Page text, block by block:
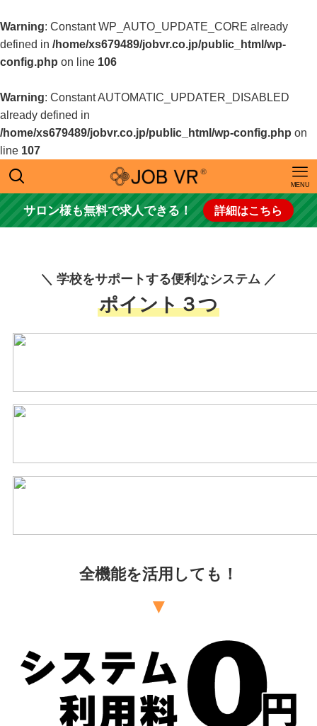
Warning: Constant WP_AUTO_UPDATE_CORE already
defined in /home/xs679489/jobvr.co.jp/public_html/wp-
config.php on line 106
Warning: Constant AUTOMATIC_UPDATER_DISABLED
already defined in
/home/xs679489/jobvr.co.jp/public_html/wp-config.php on
line 107
MENU
サロン様も無料で求人できる！ 詳細はこちら
＼ 学校をサポートする便利なシステム ／
ポイント３つ
全機能を活用しても！
▼